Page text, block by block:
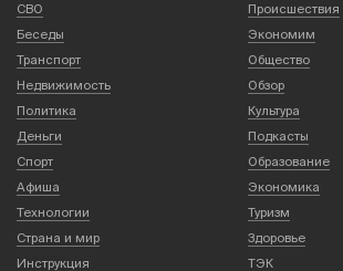
СВО
Происшествия
Беседы
Экономим
Транспорт
Общество
Недвижимость
Обзор
Политика
Культура
Деньги
Подкасты
Спорт
Образование
Афиша
Экономика
Технологии
Туризм
Страна и мир
Здоровье
Инструкция
ТЭК